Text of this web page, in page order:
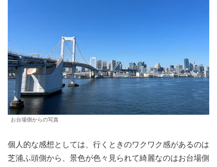
お台場側からの写真
個人的な感想としては、行くときのワクワク感があるのは
芝浦ふ頭側から、景色が色々見られて綺麗なのはお台場側